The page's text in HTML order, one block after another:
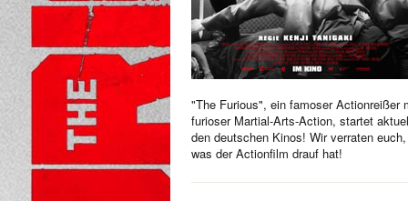
"The Furious", ein famoser Actionreißer
furioser Martial-Arts-Action, startet
den deutschen Kinos! Wir verraten euch,
was der Actionfilm drauf hat!